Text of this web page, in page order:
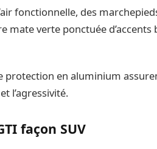
fonctionnelle, des
mate verte ponctuée
protection en aluminium
l’agressivité.
façon SUV